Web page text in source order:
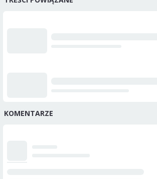
KOMENTARZE